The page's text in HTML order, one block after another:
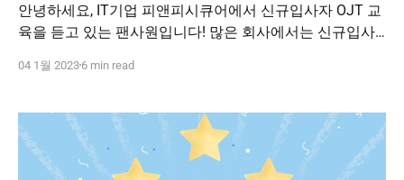
안녕하세요, IT기업 피앤피시큐어에서 신규입사자 OJT 교
육을 듣고 있는 팬사원입니다! 많은 회사에서는 신규입사
이후 일정 기간 동안 교육을 진행합니다. 피앤피시큐어 또
있는데요! 이론과 실습을 반복하는 과정을 통해 보다 쉽고
빠르게 업무를 파악할 수 있습니다. 그런데! 업무와
04 1월 2023 6 min read